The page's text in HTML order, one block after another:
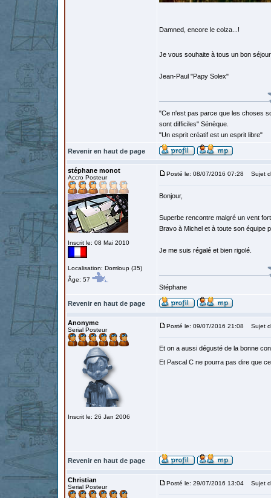
Damned, encore le colza...!
Je vous souhaite à tous un bon
Jean-Paul "Papy Solex"
"Ce n'est pas parce que les choses
sont difficiles" Sénèque.
"Un esprit créatif est un esprit libre"
Revenir en haut de page
stéphane monot
Accro Posteur
Inscrit le: 08 Mai 2010
Localisation: Domloup (35)
Âge: 57
Posté le: 08/07/2016 07:28 Sujet
Bonjour,
Superbe rencontre malgré un vent
Bravo à Michel et à toute son équipe
Je me suis régalé et bien rigolé.
Stéphane
Revenir en haut de page
Anonyme
Serial Posteur
Inscrit le: 26 Jan 2006
Posté le: 09/07/2016 21:08 Sujet
Et on a aussi dégusté de la bonne
Et Pascal C ne pourra pas dire que
Revenir en haut de page
Christian
Serial Posteur
Posté le: 29/07/2016 13:04 Sujet